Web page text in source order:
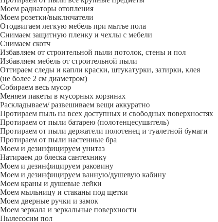
Моем радиаторы отопления
Моем розетки/выключатели
Отодвигаем легкую мебель при мытье пола
Снимаем защитную пленку и чехлы с мебели
Снимаем скотч
Избавляем от строительной пыли потолок, стены и пол
Избавляем мебель от строительной пыли
Оттираем следы и капли краски, штукатурки, затирки, клея
(не более 2 см диаметром)
Собираем весь мусор
Меняем пакеты в мусорных корзинах
Раскладываем/ развешиваем вещи аккуратно
Протираем пыль на всех доступных и свободных поверхностях
Протираем от пыли батарею (полотенцесушитель)
Протираем от пыли держатели полотенец и туалетной бумаги
Протираем от пыли настенные бра
Моем и дезинфицируем унитаз
Натираем до блеска сантехнику
Моем и дезинфицируем раковину
Моем и дезинфицируем ванную/душевую кабину
Моем краны и душевые лейки
Моем мыльницу и стаканы под щетки
Моем дверные ручки и замок
Моем зеркала и зеркальные поверхности
Пылесосим пол